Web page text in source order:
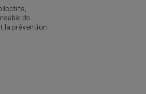
de
la prévention